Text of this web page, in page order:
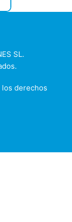
SL.
los derechos